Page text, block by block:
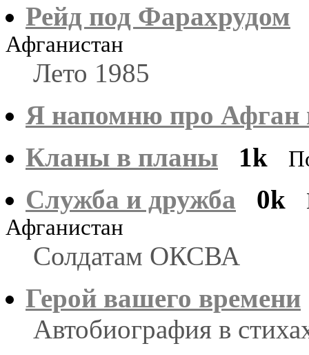
Рейд под Фарахрудом
Афганистан
Лето 1985
Я напомню про Афган
Кланы в планы
1k
Служба и дружба 0k
Афганистан
Солдатам ОКСВА
Герой вашего времени
Автобиография в